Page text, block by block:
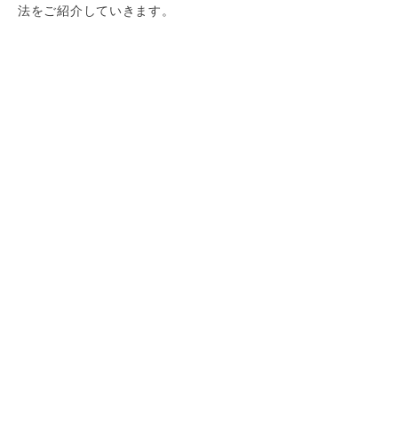
法をご紹介していきます。